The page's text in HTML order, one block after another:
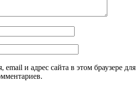
и адрес сайта в этом браузере для